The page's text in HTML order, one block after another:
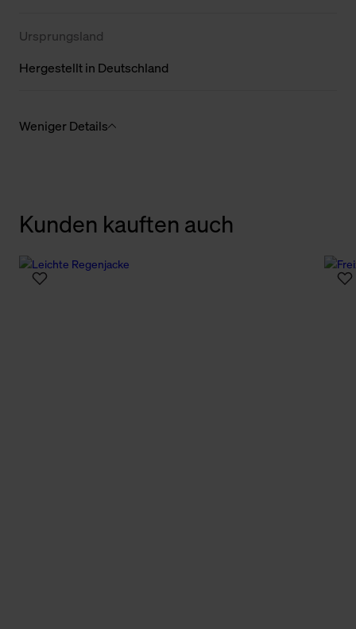
Ursprungsland
Hergestellt in Deutschland
Weniger Details
Kunden kauften auch